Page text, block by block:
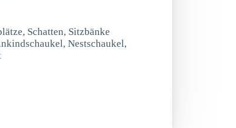
Schatten, Sitzbänke
Nestschaukel,